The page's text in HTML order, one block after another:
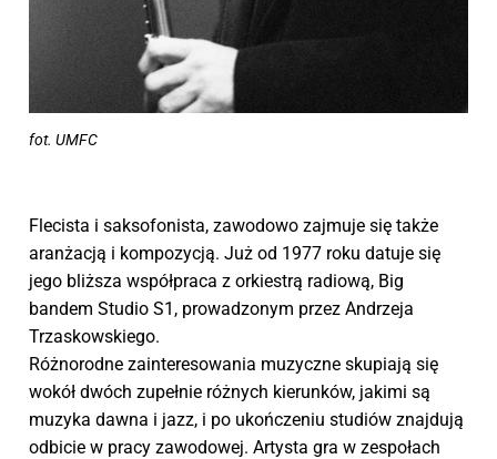
fot. UMFC
Flecista i saksofonista, zawodowo zajmuje się także
aranżacją i kompozycją. Już od 1977 roku datuje się
jego bliższa współpraca z orkiestrą radiową, Big
bandem Studio S1, prowadzonym przez Andrzeja
Trzaskowskiego.
Różnorodne zainteresowania muzyczne skupiają się
wokół dwóch zupełnie różnych kierunków, jakimi są
muzyka dawna i jazz, i po ukończeniu studiów znajdują
odbicie w pracy zawodowej. Artysta gra w zespołach